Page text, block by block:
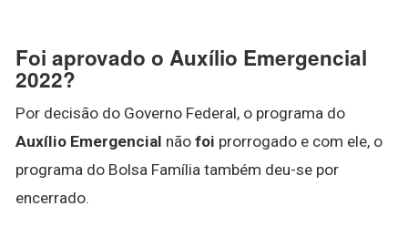
Foi aprovado o Auxílio Emergencial
2022?
Por decisão do Governo Federal, o programa do
Auxílio Emergencial não foi prorrogado e com ele, o
programa do Bolsa Família também deu-se por
encerrado.